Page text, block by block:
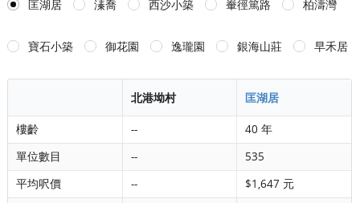
匡湖居 溱喬 西沙小築 輋徑篤路 柏濤灣
寶石小築 御花園 逸瓏園 銀海山莊 早禾居
北港坳村 匡湖居
樓齡 --
40 年
單位數目
--
535
平均呎價
--
$1,647 元